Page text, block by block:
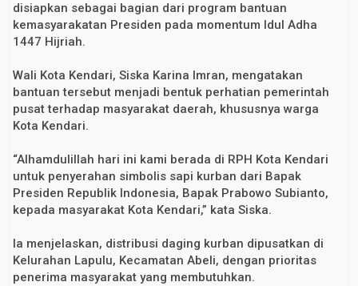
P
r
w
u
n
M
a
s
y
a
r
k
t
disiapkan sebagai bagian dari program bantuan
kemasyarakatan Presiden pada momentum Idul Adha
1447 Hijriah.
Wali Kota Kendari, Siska Karina Imran, mengatakan
bantuan tersebut menjadi bentuk perhatian pemerintah
pusat terhadap masyarakat daerah, khususnya warga
Kota Kendari.
“Alhamdulillah hari ini kami berada di RPH Kota Kendari
untuk penyerahan simbolis sapi kurban dari Bapak
Presiden Republik Indonesia, Bapak Prabowo Subianto,
kepada masyarakat Kota Kendari,” kata Siska.
Ia menjelaskan, distribusi daging kurban dipusatkan di
Kelurahan Lapulu, Kecamatan Abeli, dengan prioritas
penerima masyarakat yang membutuhkan.